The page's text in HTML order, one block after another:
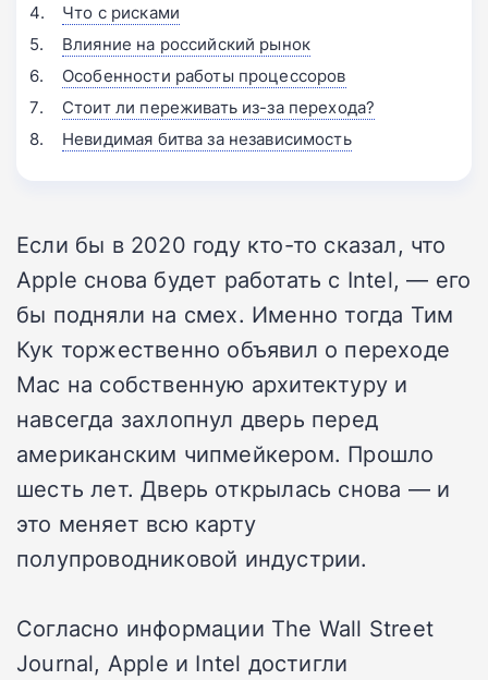
Что с рисками
Влияние на российский рынок
Особенности работы процессоров
Стоит ли переживать из-за перехода?
Невидимая битва за независимость
Если бы в 2020 году кто-то сказал, что
Apple снова будет работать с Intel, — его
бы подняли на смех. Именно тогда Тим
Кук торжественно объявил о переходе
Mac на собственную архитектуру и
навсегда захлопнул дверь перед
американским чипмейкером. Прошло
шесть лет. Дверь открылась снова — и
это меняет всю карту
полупроводниковой индустрии.
Согласно информации The Wall Street
Journal, Apple и Intel достигли